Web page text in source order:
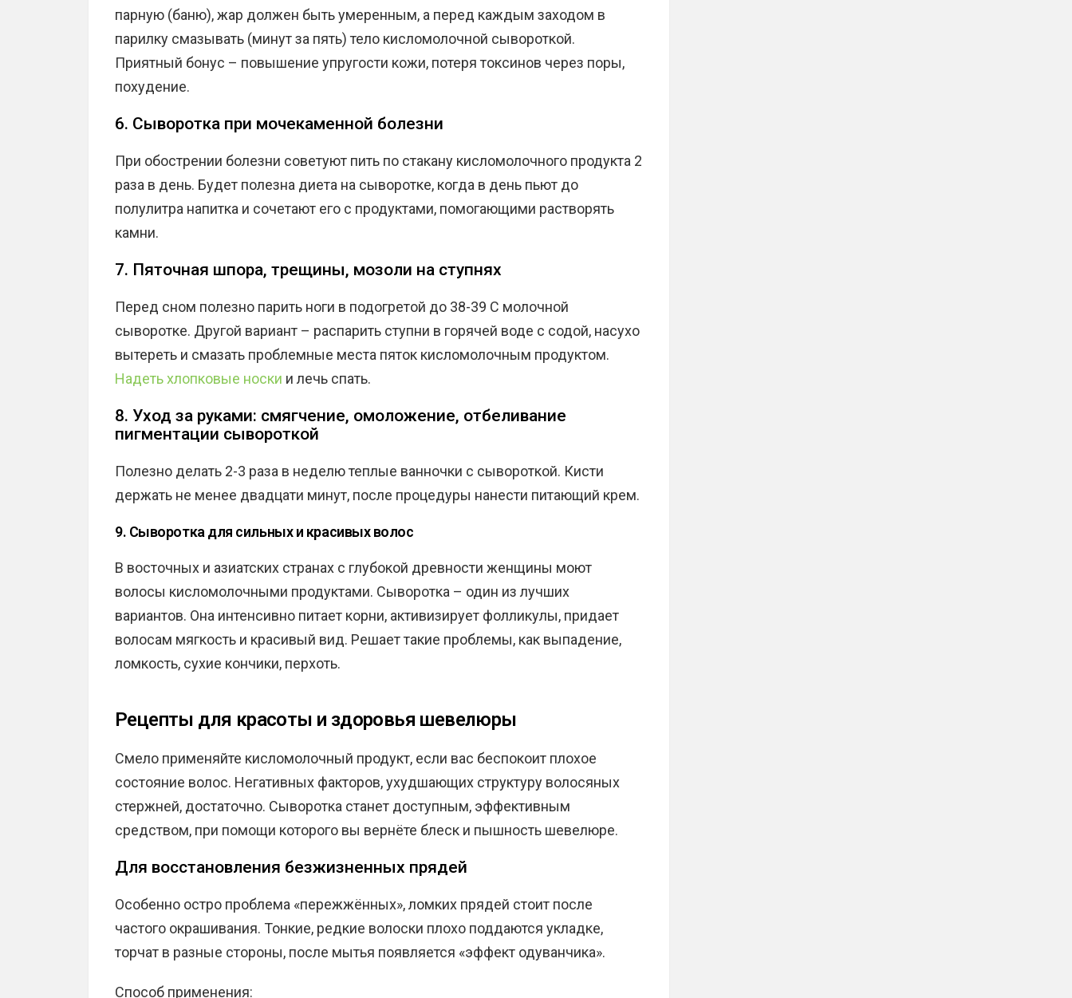
парную (баню), жар должен быть умеренным, а перед каждым заходом в
парилку смазывать (минут за пять) тело кисломолочной сывороткой.
Приятный бонус – повышение упругости кожи, потеря токсинов через поры,
похудение.
6. Сыворотка при мочекаменной болезни
При обострении болезни советуют пить по стакану кисломолочного продукта 2
раза в день. Будет полезна диета на сыворотке, когда в день пьют до
полулитра напитка и сочетают его с продуктами, помогающими растворять
камни.
7. Пяточная шпора, трещины, мозоли на ступнях
Перед сном полезно парить ноги в подогретой до 38-39 С молочной
сыворотке. Другой вариант – распарить ступни в горячей воде с содой, насухо
вытереть и смазать проблемные места пяток кисломолочным продуктом.
Надеть хлопковые носки и лечь спать.
8. Уход за руками: смягчение, омоложение, отбеливание
пигментации сывороткой
Полезно делать 2-3 раза в неделю теплые ванночки с сывороткой. Кисти
держать не менее двадцати минут, после процедуры нанести питающий крем.
9. Сыворотка для сильных и красивых волос
В восточных и азиатских странах с глубокой древности женщины моют
волосы кисломолочными продуктами. Сыворотка – один из лучших
вариантов. Она интенсивно питает корни, активизирует фолликулы, придает
волосам мягкость и красивый вид. Решает такие проблемы, как выпадение,
ломкость, сухие кончики, перхоть.
Рецепты для красоты и здоровья шевелюры
Смело применяйте кисломолочный продукт, если вас беспокоит плохое
состояние волос. Негативных факторов, ухудшающих структуру волосяных
стержней, достаточно. Сыворотка станет доступным, эффективным
средством, при помощи которого вы вернёте блеск и пышность шевелюре.
Для восстановления безжизненных прядей
Особенно остро проблема «пережжённых», ломких прядей стоит после
частого окрашивания. Тонкие, редкие волоски плохо поддаются укладке,
торчат в разные стороны, после мытья появляется «эффект одуванчика».
Способ применения: